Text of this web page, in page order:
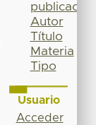
publicación
Autor
Título
Materia
Tipo
Usuario
Acceder